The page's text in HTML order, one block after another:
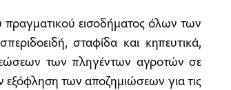
εισοδήματος όλων των
σταφίδα και κηπευτικά,
των πληγέντων αγροτών σε
εξόφληση των αποζημιώσεων για τις